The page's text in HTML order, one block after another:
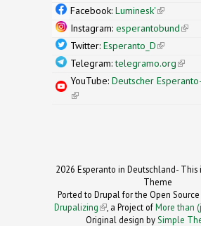
Facebook: Luminesk'(link is
Instagram: esperantobund(link
Twitter: Esperanto_D(link is
Telegram:telegramo.org(link
YouTube: Deutscher
(link is external)
2026 Esperanto in Deutschland- This
Theme
Ported to Drupal for the Open
Drupalizing(link is external)
, a Project ofMore than
Original design by Simple